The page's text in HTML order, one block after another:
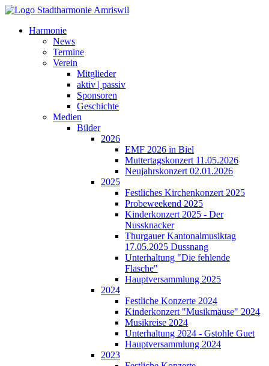
Harmonie
News
Termine
Verein
Mitglieder
aktiv | passiv
Sponsoren
Geschichte
Medien
Bilder
2026
EMF 2026 in Biel
Muttertagskonzert 11.05.2026
Neujahrskonzert 02.01.2026
2025
Festliches Kirchenkonzert 2025
Probeweekend 2025
Kinderkonzert 2025 - Der
Nussknacker
Thurgauer Kantonalmusiktag
17.05.2025 Dussnang
Unterhaltung "Die fehlende
Flasche"
Hauptversammlung 2025
2024
Festliche Konzerte 2024
Kinderkonzert "Musikmäuse" 2024
Musikreise 2024
Unterhaltung 2024 - Gstohle Guet
Hauptversammlung 2024
2023